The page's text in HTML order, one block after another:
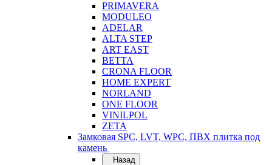
PRIMAVERA
MODULEO
ADELAR
ALTA STEP
ART EAST
BETTA
CRONA FLOOR
HOME EXPERT
NORLAND
ONE FLOOR
VINILPOL
ZETA
Замковая SPC, LVT, WPC, ПВХ плитка под
камень
Назад